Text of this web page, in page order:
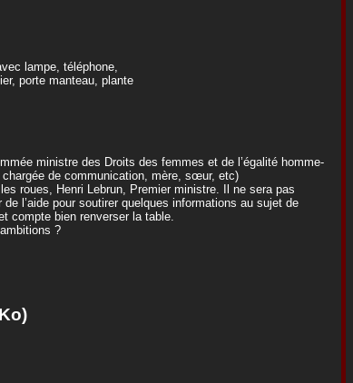
lampe, téléphone,
porte manteau, plante
ministre des Droits des femmes et de l’égalité homme-
de communication, mère, sœur, etc)
roues, Henri Lebrun, Premier ministre. Il ne sera pas
l’aide pour soutirer quelques informations au sujet de
compte bien renverser la table.
?